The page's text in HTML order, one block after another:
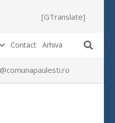
[GTranslate]
Contact Arhiva